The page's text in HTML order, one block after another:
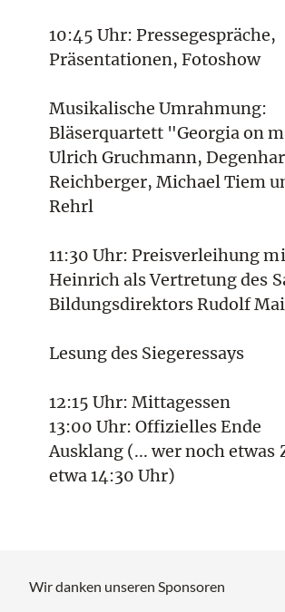
10:45 Uhr: Pressegespräche,
Präsentationen, Fotoshow
Musikalische Umrahmung:
Bläserquartett "Georgia on
Ulrich Gruchmann,
Reichberger, Michael Tiem
Rehrl
11:30 Uhr: Preisverleihung
Heinrich als Vertretung des
Bildungsdirektors Rudolf
Lesung des Siegeressays
12:15 Uhr: Mittagessen
13:00 Uhr: Offizielles Ende
Ausklang (... wer noch etwas
etwa 14:30 Uhr)
Wir danken unseren Sponsoren